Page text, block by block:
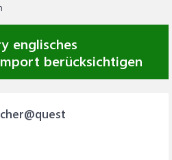
englisches
berücksichtigen